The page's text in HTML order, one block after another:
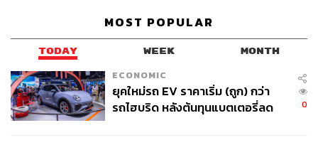
MOST POPULAR
TODAY WEEK MONTH
ECONOMIC
ยุคใหม่รถ EV ราคาเริ่ม (ถูก) กว่า
รถไฮบริด หลังต้นทุนแบตเตอรี่ลด
0